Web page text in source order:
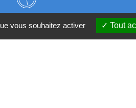
Frais de
vous souhaitez activer Tout